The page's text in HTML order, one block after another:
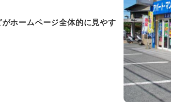
ホームページ全体的に見やす